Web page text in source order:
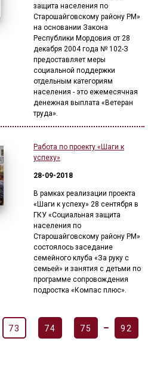
защита населения по
Старошайговскому району РМ»
на основании Закона
Республики Мордовия от 28
декабря 2004 года № 102-З
предоставляет меры
социальной поддержки
отдельным категориям
населения - это ежемесячная
денежная выплата «Ветеран
труда».
Работа по проекту «Шаги к
успеху»
28-09-2018
В рамках реализации проекта
«Шаги к успеху» 28 сентября в
ГКУ «Социальная защита
населения по
Старошайговскому району РМ»
состоялось заседание
семейного клуба «За руку с
семьей» и занятия с детьми по
программе сопровождения
подростка «Компас плюс».
73 74 75 92